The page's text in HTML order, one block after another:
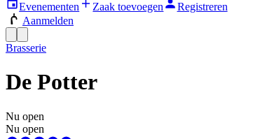
Evenementen Zaak toevoegen
Registreren
Aanmelden
Brasserie
De Potter
Nu open
Nu open